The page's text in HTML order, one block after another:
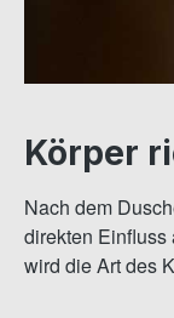
Körper
Nach dem
direkten Einfluss
wird die Art des